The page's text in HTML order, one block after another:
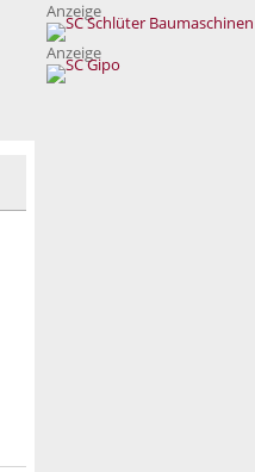
Anzeige
Anzeige